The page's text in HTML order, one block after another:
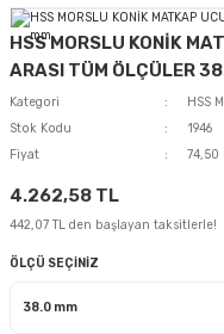
HSS MORSLU KONİK
ARASI TÜM ÖLÇÜLER
Kategori
HSS
Stok Kodu
1946
Fiyat
74,50
4.262,58 TL
442,07 TL den başlayan taksitlerle!
ÖLÇÜ SEÇİNİZ